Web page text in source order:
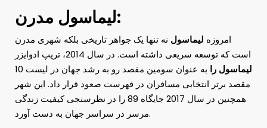
لیماسول مدرن:
امروزه لیماسول نه تنها یک جواهر تاریخی بلکه شهری مدرن
است که توسعه سریعی داشته است. در سال 2014، تریپ ادوایزر
لیماسول را
به عنوان سومین مقصد رو به رشد جهان در لیست 10
مقصد برتر انتخابی مسافران در فهرست صعود قرار داد. این شهر
همچنین در سال 2017 جایگاه 89 را در نظرسنجی کیفیت زندگی
مرسر در سراسر جهان به دست آورد.